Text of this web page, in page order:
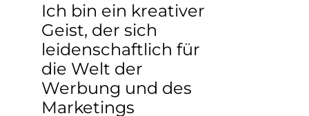
Ich bin ein kreativer
Geist, der sich
leidenschaftlich für
die Welt der
Werbung und des
Marketings